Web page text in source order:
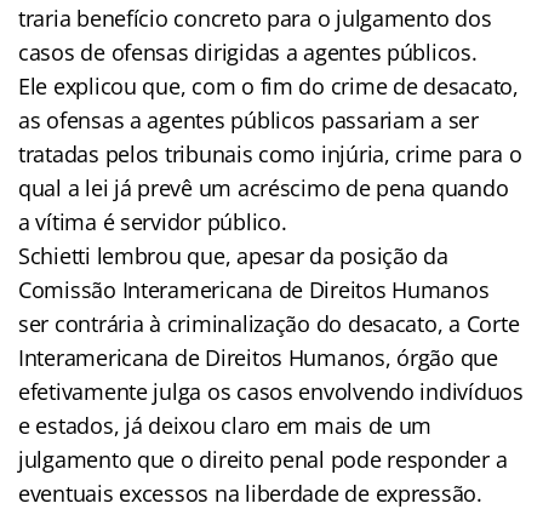
traria benefício concreto para o julgamento dos
casos de ofensas dirigidas a agentes públicos.
Ele explicou que, com o fim do crime de desacato,
as ofensas a agentes públicos passariam a ser
tratadas pelos tribunais como injúria, crime para o
qual a lei já prevê um acréscimo de pena quando
a vítima é servidor público.
Schietti lembrou que, apesar da posição da
Comissão Interamericana de Direitos Humanos
ser contrária à criminalização do desacato, a Corte
Interamericana de Direitos Humanos, órgão que
efetivamente julga os casos envolvendo indivíduos
e estados, já deixou claro em mais de um
julgamento que o direito penal pode responder a
eventuais excessos na liberdade de expressão.